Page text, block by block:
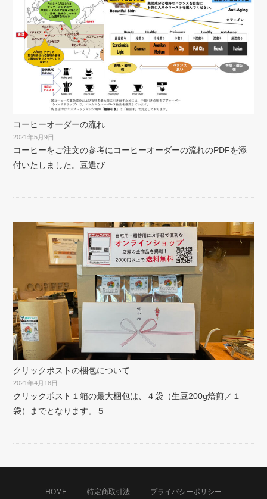
コーヒーオーダーの流れ
2021年5月9日
コーヒーをご注文の参考にコーヒーオーダーの流れのPDFを添
付いたしました。豆選び
クリックポストの梱包について
2021年4月18日
クリックポスト１箱の最大梱包は、４袋（生豆200g焙煎／１
袋）までとなります。５
HOME 特定商取引法 プライバシーポリシー